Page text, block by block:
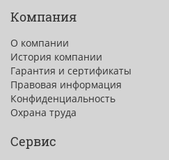
Компания
О компании
История компании
Гарантия и сертификаты
Правовая информация
Конфиденциальность
Охрана труда
Сервис